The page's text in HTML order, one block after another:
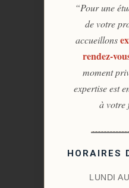
“Pour une
de votre
accueillons
rendez-
moment
expertise est
à votre
HORAIRES
LUNDI